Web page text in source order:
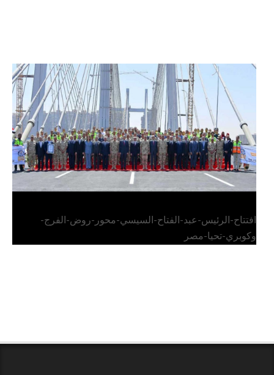
الرئيس عبد الفتاح السيسي يفتتح محور روض الفرج
وكوبري تحيا مصر
افتتاح-الرئيس-عبد-الفتاح-السيسي-محور-روض-الفرج-
وكوبري-تحيا-مصر